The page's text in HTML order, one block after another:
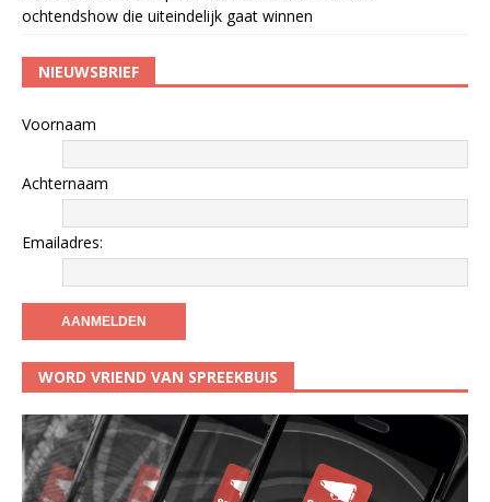
ochtendshow die uiteindelijk gaat winnen
NIEUWSBRIEF
Voornaam
Achternaam
Emailadres:
WORD VRIEND VAN SPREEKBUIS